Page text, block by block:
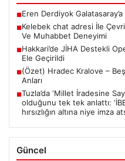
■Eren Derdiyok
■Kelebek chat adresi İle
Ve Muhabbet Deneyimi
■Hakkari’de JİHA Destekli
Ele Geçirildi
■(Özet) Hradec Kralove –
Anları
■Tuzla’da ‘Millet İradesine
olduğunu tek tek anlattı:
hırsızlığın altına niye imza
Güncel